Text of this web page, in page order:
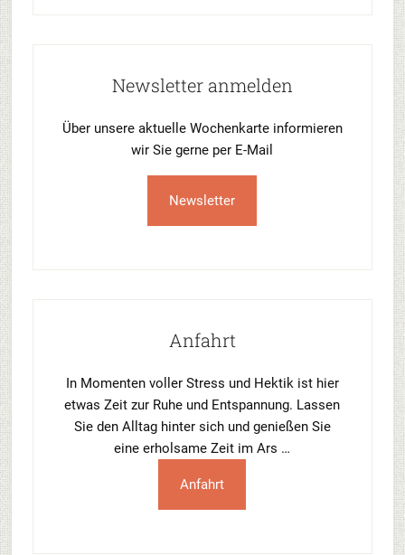
Newsletter anmelden
Über unsere aktuelle Wochenkarte informieren
wir Sie gerne per E-Mail
Newsletter
Anfahrt
In Momenten voller Stress und Hektik ist hier
etwas Zeit zur Ruhe und Entspannung. Lassen
Sie den Alltag hinter sich und genießen Sie
eine erholsame Zeit im Ars …
Anfahrt